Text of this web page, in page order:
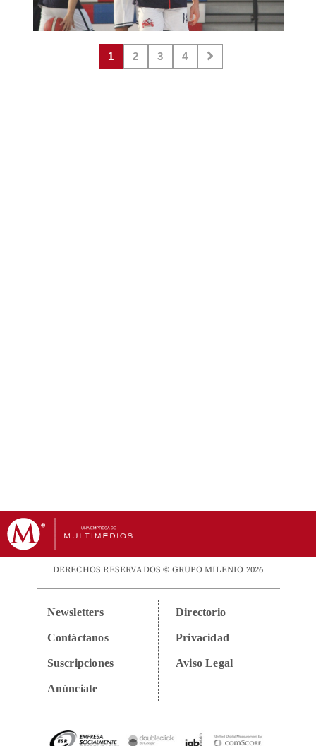
1 2 3 4
DERECHOS RESERVADOS © GRUPO MILENIO 2026
Newsletters
Contáctanos
Suscripciones
Anúnciate
Directorio
Privacidad
Aviso Legal